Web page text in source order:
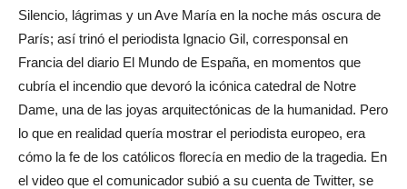
Silencio, lágrimas y un Ave María en la noche más oscura de
París; así trinó el periodista Ignacio Gil, corresponsal en
Francia del diario El Mundo de España, en momentos que
cubría el incendio que devoró la icónica catedral de Notre
Dame, una de las joyas arquitectónicas de la humanidad. Pero
lo que en realidad quería mostrar el periodista europeo, era
cómo la fe de los católicos florecía en medio de la tragedia. En
el video que el comunicador subió a su cuenta de Twitter, se